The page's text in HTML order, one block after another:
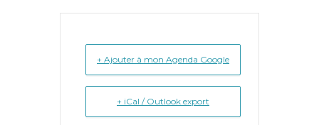
+ Ajouter à mon Agenda Google
+ iCal / Outlook export